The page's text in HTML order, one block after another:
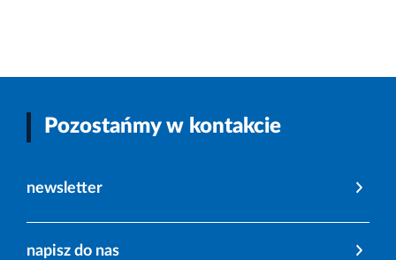
Pozostańmy w kontakcie
newsletter
napisz do nas